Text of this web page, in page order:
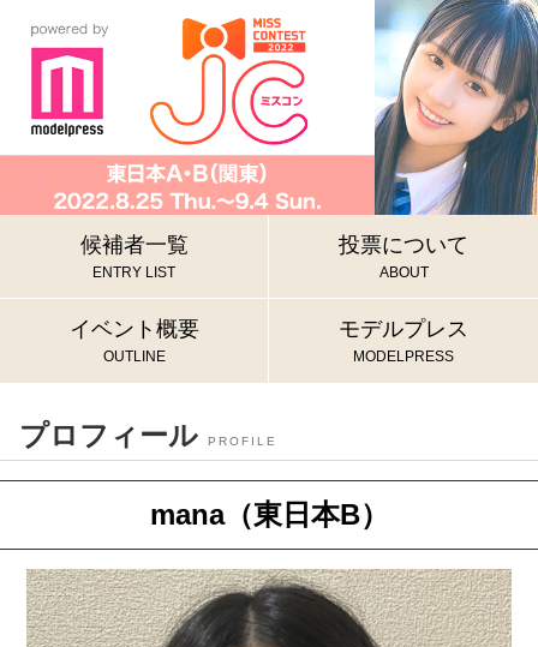
候補者一覧
ENTRY LIST
投票について
ABOUT
イベント概要
OUTLINE
モデルプレス
MODELPRESS
プロフィール PROFILE
mana（東日本B）